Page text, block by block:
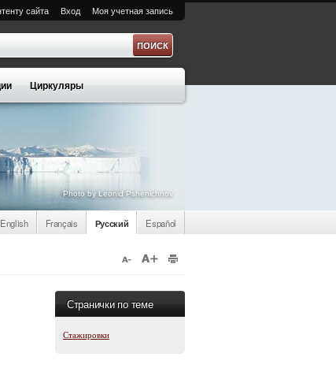
сайта Вход Моя учетная запись
Циркуляры
Photo by Leonid Pshenichnov
English Français Русский Español
Странички по теме
Стажировки